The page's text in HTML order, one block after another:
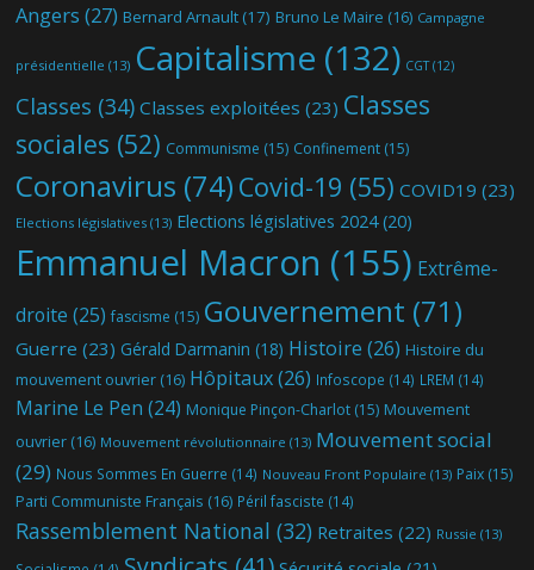
Angers (27) Bernard Arnault (17) Bruno Le Maire (16) Campagne
présidentielle (13) Capitalisme (132) CGT(12)
Classes (34) Classes exploitées (23) Classes
sociales (52) Communisme (15) Confinement (15)
Coronavirus (74) Covid-19 (55) COVID19 (23)
Elections législatives (13) Elections législatives 2024(20)
Emmanuel Macron (155) Extrême-
droite (25) fascisme (15) Gouvernement (71)
Guerre (23) Gérald Darmanin (18) Histoire (26) Histoire du
mouvement ouvrier (16) Hôpitaux(26) Infoscope (14) LREM (14)
Marine Le Pen (24) Monique Pinçon-Charlot (15) Mouvement
ouvrier (16) Mouvement révolutionnaire (13) Mouvement social
(29) Nous Sommes En Guerre (14) Nouveau Front Populaire (13) Paix (15)
Parti Communiste Français (16) Péril fasciste (14)
Rassemblement National (32) Retraites (22) Russie (13)